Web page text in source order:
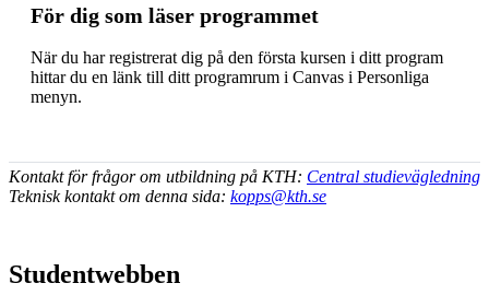
För dig som läser programmet
När du har registrerat dig på den första kursen i ditt program
hittar du en länk till ditt programrum i Canvas i Personliga
menyn.
Kontakt för frågor om utbildning på KTH: Central studievägledning
Teknisk kontakt om denna sida: kopps@kth.se
Studentwebben